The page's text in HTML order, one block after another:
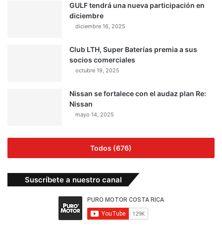
GULF tendrá una nueva participación en
diciembre
diciembre 16, 2025
Club LTH, Super Baterías premia a sus
socios comerciales
octubre 19, 2025
Nissan se fortalece con el audaz plan Re:
Nissan
mayo 14, 2025
Todos (676)
Suscríbete a nuestro canal